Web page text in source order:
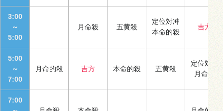
3:00
～
5:00
月命殺 五黄殺
定位対冲
本命的殺
吉方
5:00
～
7:00
月命的殺 吉方 本命的殺 五黄殺
定位対冲
月命殺
7:00